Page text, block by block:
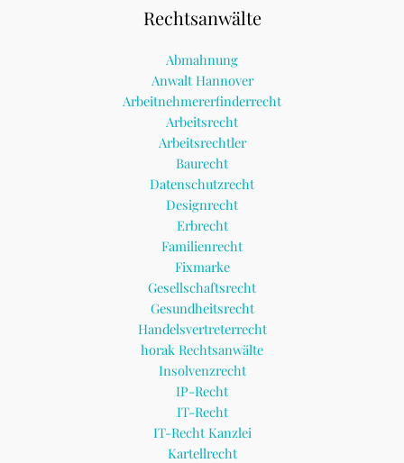
Rechtsanwälte
Abmahnung
Anwalt Hannover
Arbeitnehmererfinderrecht
Arbeitsrecht
Arbeitsrechtler
Baurecht
Datenschutzrecht
Designrecht
Erbrecht
Familienrecht
Fixmarke
Gesellschaftsrecht
Gesundheitsrecht
Handelsvertreterrecht
horak Rechtsanwälte
Insolvenzrecht
IP-Recht
IT-Recht
IT-Recht Kanzlei
Kartellrecht